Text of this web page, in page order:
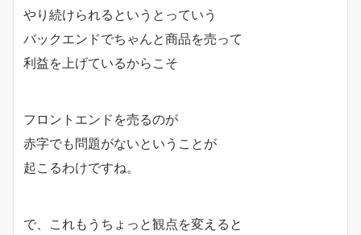
やり続けられるというとっていう
バックエンドでちゃんと商品を売って
利益を上げているからこそ
フロントエンドを売るのが
赤字でも問題がないということが
起こるわけですね。
で、これもうちょっと観点を変えると